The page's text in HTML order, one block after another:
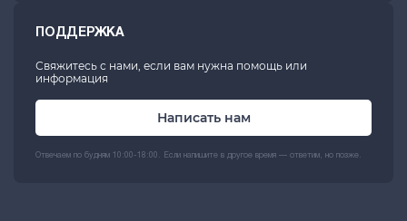
ПОДДЕРЖКА
Свяжитесь с нами, если вам нужна помощь или
информация
Написать нам
Отвечаем по будням 10:00-18:00. Если напишите в другое время — ответим, но позже.